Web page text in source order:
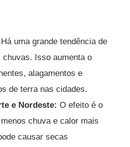
Há uma grande tendência de
chuvas. Isso aumenta o
alagamentos e
de terra nas cidades.
e Nordeste: O efeito é o
chuva e calor mais
causar secas